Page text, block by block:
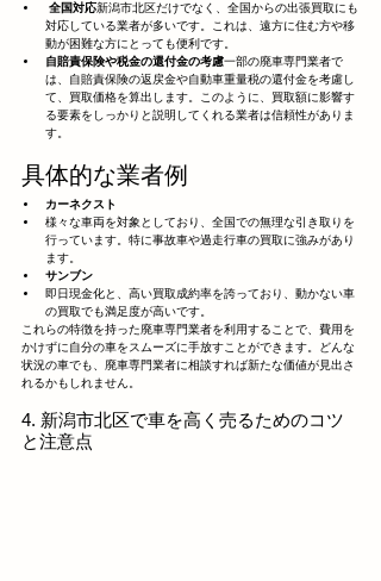
全国対応新潟市北区だけでなく、全国からの出張買取にも
対応している業者が多いです。これは、遠方に住む方や移
動が困難な方にとっても便利です。
自賠責保険や税金の還付金の考慮一部の廃車専門業者で
は、自賠責保険の返戻金や自動車重量税の還付金を考慮し
て、買取価格を算出します。このように、買取額に影響す
る要素をしっかりと説明してくれる業者は信頼性がありま
す。
具体的な業者例
カーネクスト
様々な車両を対象としており、全国での無理な引き取りを
行っています。特に事故車や過走行車の買取に強みがあり
ます。
サンブン
即日現金化と、高い買取成約率を誇っており、動かない車
の買取でも満足度が高いです。
これらの特徴を持った廃車専門業者を利用することで、費用を
かけずに自分の車をスムーズに手放すことができます。どんな
状況の車でも、廃車専門業者に相談すれば新たな価値が見出さ
れるかもしれません。
4. 新潟市北区で車を高く売るためのコツ
と注意点